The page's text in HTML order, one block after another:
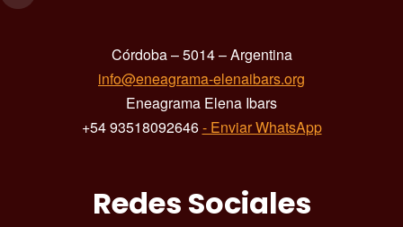
Córdoba – 5014 – Argentina
info@eneagrama-elenaibars.org
Eneagrama Elena Ibars
+54 93518092646- Enviar WhatsApp
Redes Sociales